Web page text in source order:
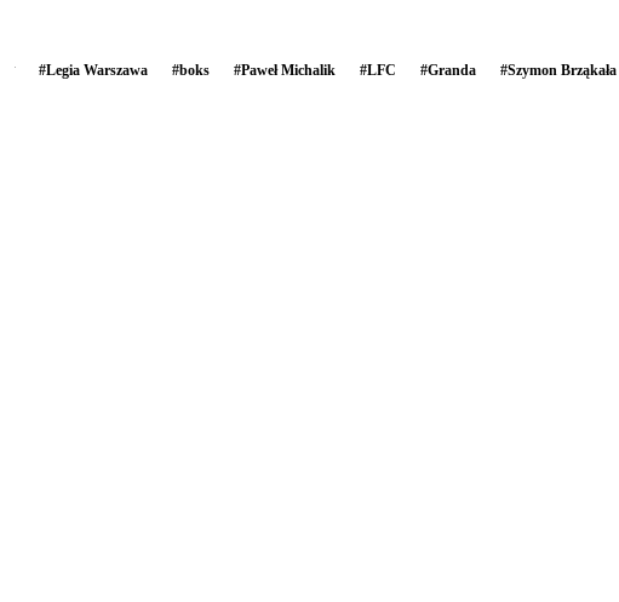
#Legia Warszawa #boks #Paweł Michalik #LFC #Granda #Szymon Brząkała